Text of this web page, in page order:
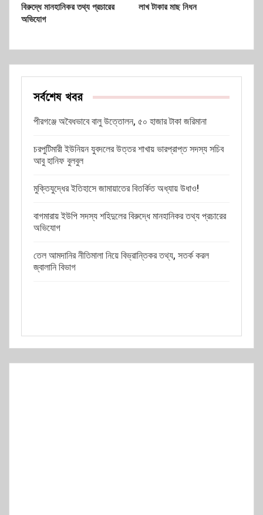
বিরুদ্ধে মানহানিকর তথ্য প্রচারের
অভিযোগ
লাখ টাকার মাছ নিধন
সর্বশেষ খবর
পীরগঞ্জে অবৈধভাবে বালু উত্তোলন, ৫০ হাজার টাকা জরিমানা
চরপুটিমারী ইউনিয়ন যুবদলের উত্তর শাখায় ভারপ্রাপ্ত সদস্য সচিব
আবু হানিফ বুলবুল
মুক্তিযুদ্ধের ইতিহাসে জামায়াতের বিতর্কিত অধ্যায় উধাও!
বাগমারায় ইউপি সদস্য শহিদুলের বিরুদ্ধে মানহানিকর তথ্য প্রচারের
অভিযোগ
তেল আমদানির নীতিমালা নিয়ে বিভ্রান্তিকর তথ্য, সতর্ক করল
জ্বালানি বিভাগ